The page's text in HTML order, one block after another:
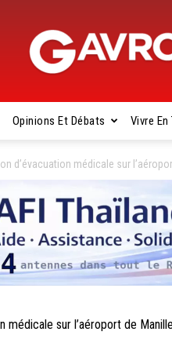
Opinions Et Débats Vivre
d’évacuation médicale sur
médicale sur l’aéroport de Manille